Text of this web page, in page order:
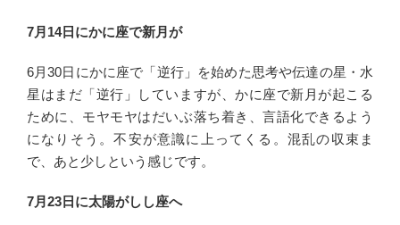
7月14日にかに座で新月が
6月30日にかに座で「逆行」を始めた思考や伝達の星・水
星はまだ「逆行」していますが、かに座で新月が起こる
ために、モヤモヤはだいぶ落ち着き、言語化できるよう
になりそう。不安が意識に上ってくる。混乱の収束ま
で、あと少しという感じです。
7月23日に太陽がしし座へ